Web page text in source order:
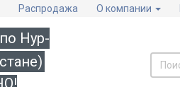
Распродажа О компании
Нур-